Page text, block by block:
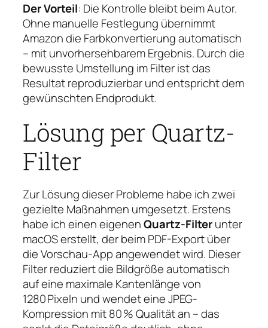
Der Vorteil: Die Kontrolle bleibt beim Autor.
Ohne manuelle Festlegung übernimmt
Amazon die Farbkonvertierung automatisch
– mit unvorhersehbarem Ergebnis. Durch die
bewusste Umstellung im Filter ist das
Resultat reproduzierbar und entspricht dem
gewünschten Endprodukt.
Lösung per Quartz-
Filter
Zur Lösung dieser Probleme habe ich zwei
gezielte Maßnahmen umgesetzt. Erstens
habe ich einen eigenenQuartz-Filterunter
macOS erstellt, der beim PDF-Export über
die Vorschau-App angewendet wird. Dieser
Filter reduziert die Bildgröße automatisch
auf eine maximale Kantenlänge von
1280 Pixeln und wendet eine JPEG-
Kompression mit 80 % Qualität an – das